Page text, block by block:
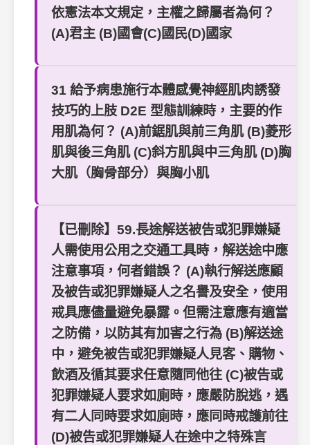
依憲法本文規定，主權之歸屬者為何？
(A)君主 (B)國會(C)國民(D)國家
31 給予病患施行本體感覺神經肌肉誘發
技巧的上肢 D2E 型態訓練時，主要的作
用肌為何？ (A)前鋸肌與前三角肌 (B)菱形
肌與後三角肌 (C)斜方肌與中三角肌 (D)胸
大肌（胸骨部分）與胸小肌
【已刪除】59.長途解送被告或犯罪嫌疑
人需使用公用之交通工具時，解送途中應
注意事項，何者錯誤？ (A)執行解送應顧
及被告或犯罪嫌疑人之名譽及安全，使用
戒具應儘量避免暴露。但需注意應有適當
之防備，以防其有加害之行為 (B)解送途
中，避免被告或犯罪嫌疑人見客、購物、
飲酒及循其要求任意隨同他往 (C)被告或
犯罪嫌疑人要求如廁時，應嚴防脫逃，遇
有二人同時要求如廁時，應同時戒護前往
(D)被告或犯罪嫌疑人在途中之特殊言